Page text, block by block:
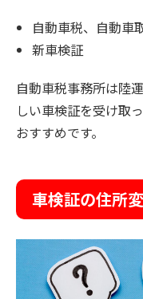
自動車税、自動車
新車検証
自動車税事務所は陸
しい車検証を受け取
おすすめです。
車検証の住所